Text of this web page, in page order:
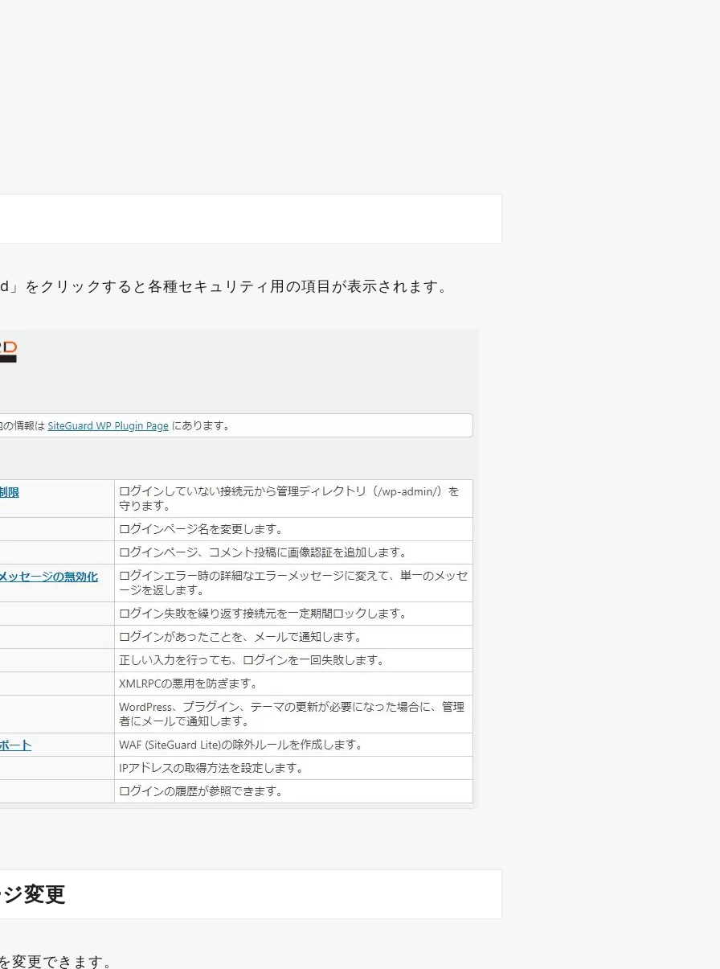
をクリックすると各種セキュリティ用の項目が表示されます。
変更
変更できます。